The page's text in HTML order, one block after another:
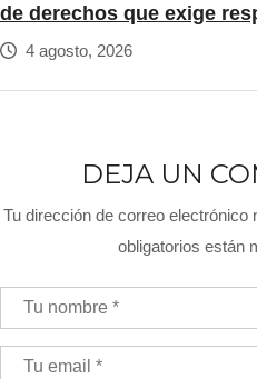
de derechos que exige
4 agosto, 2026
DEJA UN
Tu dirección de correo electrónico
obligatorios están